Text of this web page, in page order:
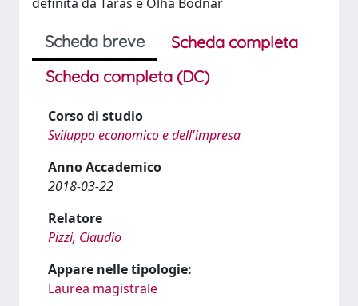
Scheda breve
Scheda completa
Scheda completa (DC)
Corso di studio
Sviluppo economico e dell'impresa
Anno Accademico
2018-03-22
Relatore
Pizzi, Claudio
Appare nelle tipologie:
Laurea magistrale